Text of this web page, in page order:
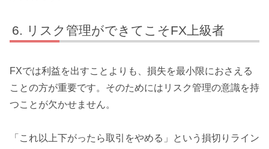
リスク管理ができてこそFX上級者
FXでは利益を出すことよりも、損失を最小限におさえる
ことの方が重要です。そのためにはリスク管理の意識を持
つことが欠かせません。
「これ以上下がったら取引をやめる」という損切りライン